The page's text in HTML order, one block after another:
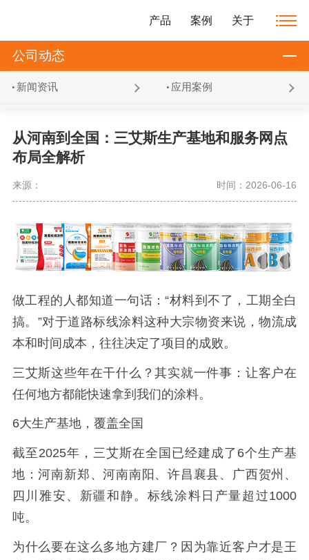
产品 案例 关于
公司动态
新闻资讯 应用案例
从河南到全国：三艾斯生产基地和服务网点
布局全解析
来源： 时间：2026-06-16
做工程的人都知道一句话：“材料到不了，工期全白
搞。”对于道路标线涂料这种大宗物资来说，物流成
本和时间成本，往往决定了项目的成败。
三艾斯这些年在干什么？其实就一件事：让客户在
任何地方都能快速拿到我们的涂料。
6大生产基地，覆盖全国
截至2025年，三艾斯在全国已经建成了6个生产基
地：河南新郑、河南南阳、许昌襄县、广西贺州、
四川雅安、新疆和静。标线涂料日产量超过1000
吨。
为什么要在这么多地方建厂？因为靠近客户才是王